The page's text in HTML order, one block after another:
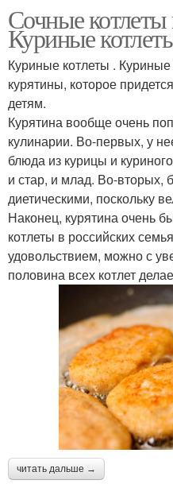
Сочные
Куриные
Куриные котлеты .
курятины, которое
детям.
Курятина вообще очень
кулинарии. Во-первых, у
блюда из курицы и
и стар, и млад. Во-вторых,
диетическими, поскольку
Наконец, курятина очень
котлеты в российских
удовольствием, можно с
половина всех котлет
читать дальше →